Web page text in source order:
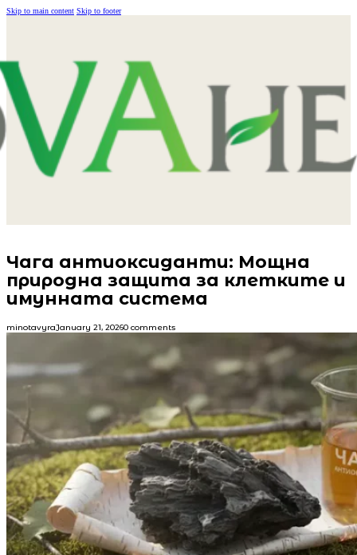
Skip to main content Skip to footer
Чага антиоксиданти: Мощна
природна защита за клетките и
имунната система
minotavyraJanuary 21, 20260 comments